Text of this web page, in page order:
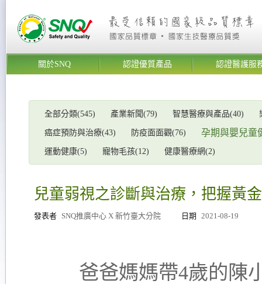
關於SNQ 認證優質產品 認證醫護服
全部分類(545) 產業新聞(79) 智慧醫療與產品(40)
癌症預防與治療(43) 防疫面面觀(76) 孕期與嬰兒童
運動健康(5) 寵物毛孩(12) 健康醫療網(2)
兒童弱視之診斷與治療，把握黃
發表者 SNQ推廣中心 X 新竹臺大分院 日期 2021-08-19
爸爸媽媽帶4歲的陳小